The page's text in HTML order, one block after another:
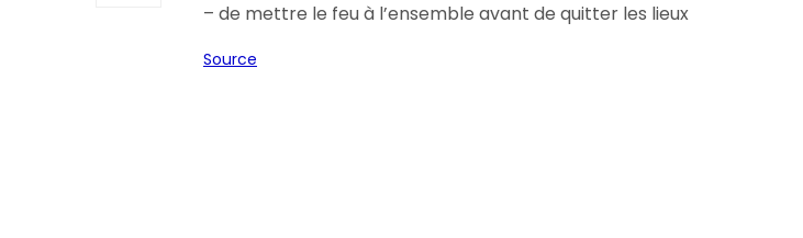
– de mettre le feu à l’ensemble avant de quitter les lieux
Source